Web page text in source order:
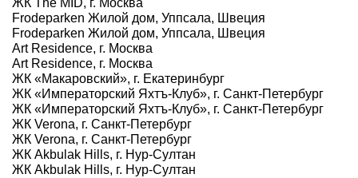
ЖК The MID, г. Москва
Frodeparken Жилой дом, Уппсала, Швеция
Frodeparken Жилой дом, Уппсала, Швеция
Art Residence, г. Москва
Art Residence, г. Москва
ЖК «Макаровский», г. Екатеринбург
ЖК «Императорский Яхтъ-Клуб», г. Санкт-Петербург
ЖК «Императорский Яхтъ-Клуб», г. Санкт-Петербург
ЖК Verona, г. Санкт-Петербург
ЖК Verona, г. Санкт-Петербург
ЖК Akbulak Hills, г. Нур-Султан
ЖК Akbulak Hills, г. Нур-Султан